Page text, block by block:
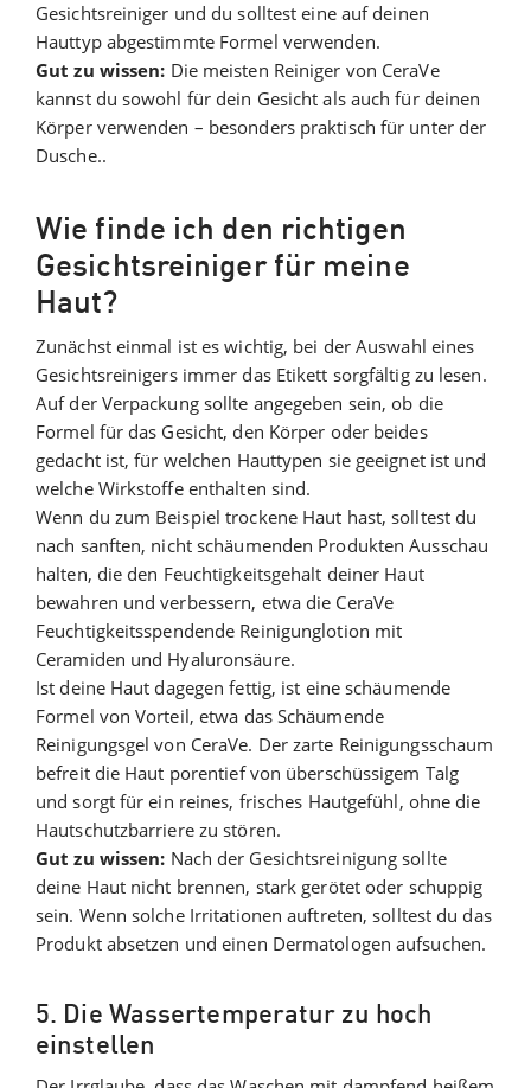
Gesichtsreiniger und du solltest eine auf deinen
Hauttyp abgestimmte Formel verwenden.
Gut zu wissen: Die meisten Reiniger von CeraVe
kannst du sowohl für dein Gesicht als auch für deinen
Körper verwenden – besonders praktisch für unter der
Dusche..
Wie finde ich den richtigen
Gesichtsreiniger für meine
Haut?
Zunächst einmal ist es wichtig, bei der Auswahl eines
Gesichtsreinigers immer das Etikett sorgfältig zu lesen.
Auf der Verpackung sollte angegeben sein, ob die
Formel für das Gesicht, den Körper oder beides
gedacht ist, für welchen Hauttypen sie geeignet ist und
welche Wirkstoffe enthalten sind.
Wenn du zum Beispiel trockene Haut hast, solltest du
nach sanften, nicht schäumenden Produkten Ausschau
halten, die den Feuchtigkeitsgehalt deiner Haut
bewahren und verbessern, etwa die CeraVe
Feuchtigkeitsspendende Reinigunglotion mit
Ceramiden und Hyaluronsäure.
Ist deine Haut dagegen fettig, ist eine schäumende
Formel von Vorteil, etwa das Schäumende
Reinigungsgel von CeraVe. Der zarte Reinigungsschaum
befreit die Haut porentief von überschüssigem Talg
und sorgt für ein reines, frisches Hautgefühl, ohne die
Hautschutzbarriere zu stören.
Gut zu wissen: Nach der Gesichtsreinigung sollte
deine Haut nicht brennen, stark gerötet oder schuppig
sein. Wenn solche Irritationen auftreten, solltest du das
Produkt absetzen und einen Dermatologen aufsuchen.
5. Die Wassertemperatur zu hoch
einstellen